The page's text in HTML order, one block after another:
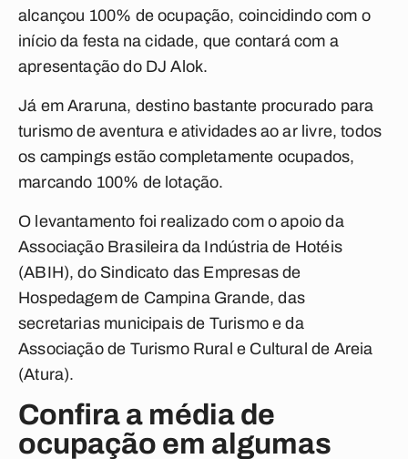
alcançou 100% de ocupação, coincidindo com o
início da festa na cidade, que contará com a
apresentação do DJ Alok.
Já em Araruna, destino bastante procurado para
turismo de aventura e atividades ao ar livre, todos
os campings estão completamente ocupados,
marcando 100% de lotação.
O levantamento foi realizado com o apoio da
Associação Brasileira da Indústria de Hotéis
(ABIH), do Sindicato das Empresas de
Hospedagem de Campina Grande, das
secretarias municipais de Turismo e da
Associação de Turismo Rural e Cultural de Areia
(Atura).
Confira a média de
ocupação em algumas